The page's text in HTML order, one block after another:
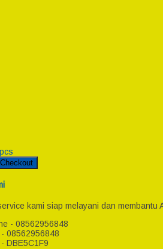
pcs
Checkout
kami siap melayani dan membantu
- 08562956848
- 08562956848
DBE5C1F9